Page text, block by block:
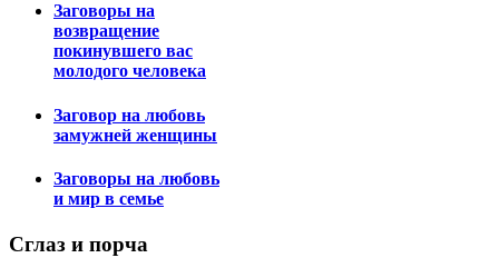
Заговоры на
возвращение
покинувшего вас
молодого человека
Заговор на любовь
замужней женщины
Заговоры на любовь
и мир в семье
Сглаз и порча